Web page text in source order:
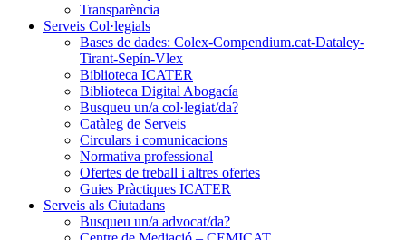
Transparència
Serveis Col·legials
Bases de dades: Colex-Compendium.cat-Dataley-
Tirant-Sepín-Vlex
Biblioteca ICATER
Biblioteca Digital Abogacía
Busqueu un/a col·legiat/da?
Catàleg de Serveis
Circulars i comunicacions
Normativa professional
Ofertes de treball i altres ofertes
Guies Pràctiques ICATER
Serveis als Ciutadans
Busqueu un/a advocat/da?